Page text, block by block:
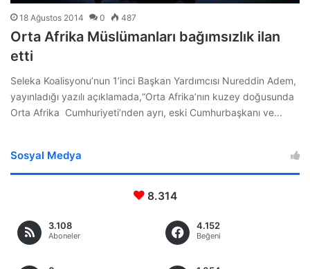
18 Ağustos 2014 0 487
Orta Afrika Müslümanları bağımsızlık ilan
etti
Seleka Koalisyonu’nun 1’inci Başkan Yardımcısı Nureddin Adem,
yayınladığı yazılı açıklamada,“Orta Afrika’nın kuzey doğusunda
Orta Afrika Cumhuriyeti’nden ayrı, eski Cumhurbaşkanı ve…
Sosyal Medya
8.314
3.108
Aboneler
4.152
Beğeni